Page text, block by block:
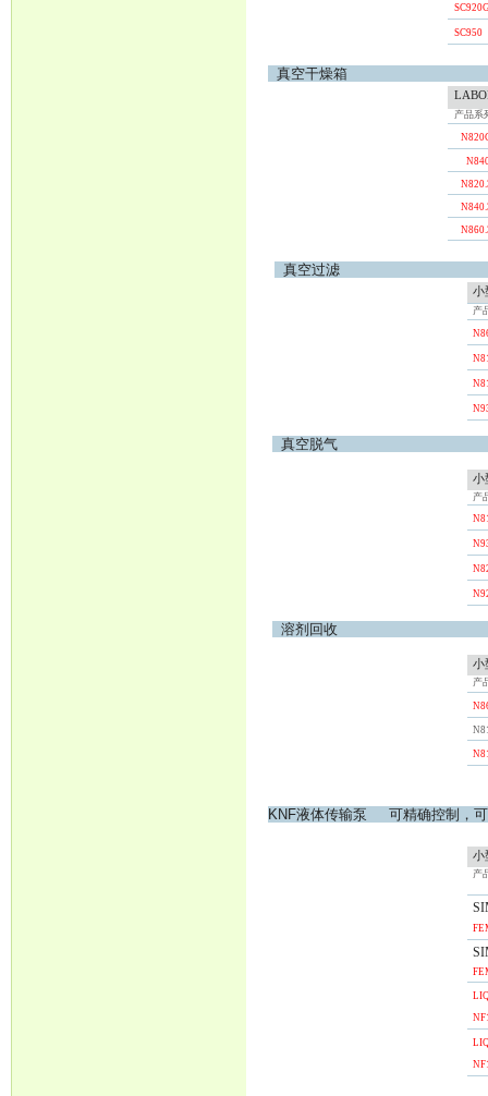
SC950
真空干燥箱
产品系
真空过滤
小
产
真空脱气
小
产
溶剂回收
小
产
KNF液体传输泵 可精
小
产